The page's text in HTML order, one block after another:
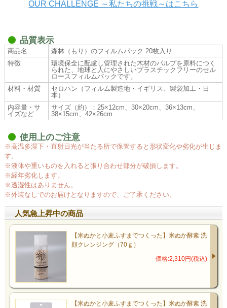
OUR CHALLENGE ～私たちの挑戦～はこちら
品質表示
商品名
森林（もり）のフィルムパック 20枚入り
特徴
環境保全に配慮し管理された木材のパルプを原料につく
られた、地球と人にやさしいプラスチックフリーのセル
ロースフィルムパックです。
材料・材質
セロハン（フィルム製造地・イギリス、製袋加工・日
本）
内容量・サ
イズなど
サイズ（約）：25×12cm、30×20cm、36×13cm、
38×15cm、42×26cm
使用上のご注意
※高温多湿下・直射日光が当たる所で保管すると形状変化や劣化が生じま
す。
※液体や重いものを入れると張り合わせ部分が破損します。
※経年劣化します。
※透湿性はありません。
※外装なしでのお届けとなりますので、ご了承ください。
人気急上昇中の商品
【米ぬかと小麦ふすまでつくった】米ぬか酵素 洗
顔クレンジング（70ｇ）
価格:2,310円(税込)
【米ぬかと小麦ふすまでつくった】米ぬか酵素 洗